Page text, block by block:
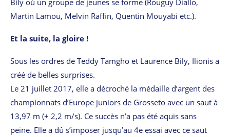
Martin Lamou, Melvin Raffin, Quentin Mouyabi etc.).
Et la suite, la gloire !
Sous les ordres de Teddy Tamgho et Laurence Bily, Ilionis a
créé de belles surprises.
Le 21 juillet 2017, elle a décroché la médaille d’argent des
championnats d’Europe juniors de Grosseto avec un saut à
13,97 m (+ 2,2 m/s). Ce succès n’a pas été aquis sans
peine. Elle a dû s’imposer jusqu’au 4e essai avec ce saut